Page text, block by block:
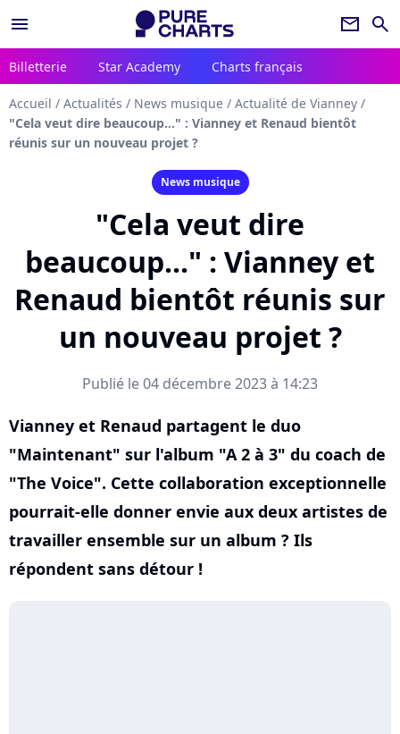
menu newsletter search
Billetterie Star Academy Charts français
Accueil / Actualités / News musique / Actualité de Vianney /
"Cela veut dire beaucoup..." : Vianney et Renaud bientôt
réunis sur un nouveau projet ?
News musique
"Cela veut dire
beaucoup..." : Vianney et
Renaud bientôt réunis sur
un nouveau projet ?
Publié le 04 décembre 2023 à 14:23
Vianney et Renaud partagent le duo
"Maintenant" sur l'album "A 2 à 3" du coach de
"The Voice". Cette collaboration exceptionnelle
pourrait-elle donner envie aux deux artistes de
travailler ensemble sur un album ? Ils
répondent sans détour !